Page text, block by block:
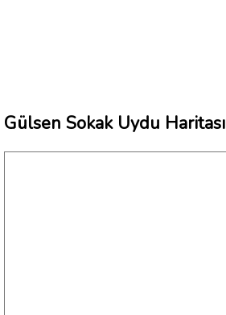
Gülsen Sokak Uydu Haritası